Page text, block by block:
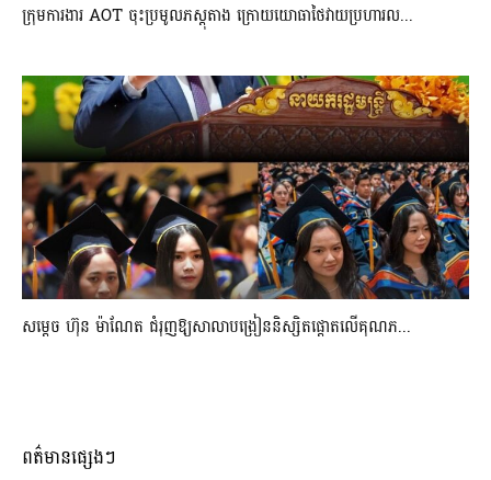
ក្រុមការងារ AOT ចុះប្រមូលភស្តុតាង ក្រោយយោធាថៃវាយប្រហារល...
សម្តេច ហ៊ុន ម៉ាណែត ជំរុញឱ្យសាលាបង្រៀននិស្សិតផ្តោតលើគុណភ...
ពត៌មានផ្សេងៗ